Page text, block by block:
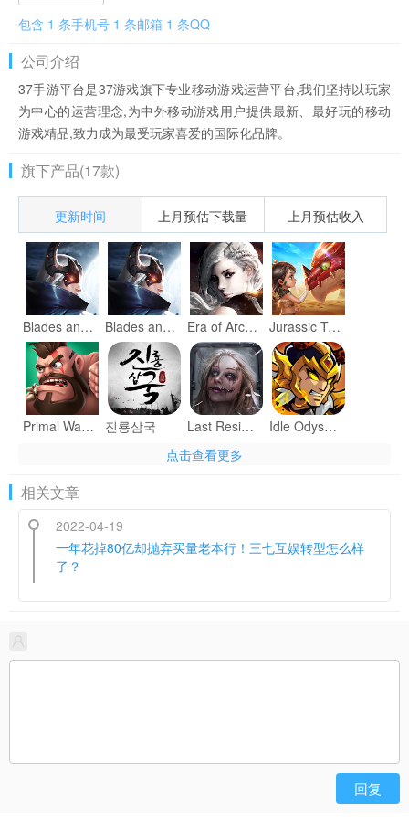
包含 1 条手机号 1 条邮箱 1 条QQ
公司介绍
37手游平台是37游戏旗下专业移动游戏运营平台,我们坚持以玩家
为中心的运营理念,为中外移动游戏用户提供最新、最好玩的移动
游戏精品,致力成为最受玩家喜爱的国际化品牌。
旗下产品(17款)
更新时间 上月预估下载量 上月预估收入
Blades and Rings Blades and Rings Era of Arcania Jurassic Tribes
Primal Wars: Dino Age 진룡삼국 Last Resident Idle Odyssey
Stone Arena
点击查看更多
相关文章
2022-04-19
一年花掉80亿却抛弃买量老本行！三七互娱转型怎么样
了？
回复